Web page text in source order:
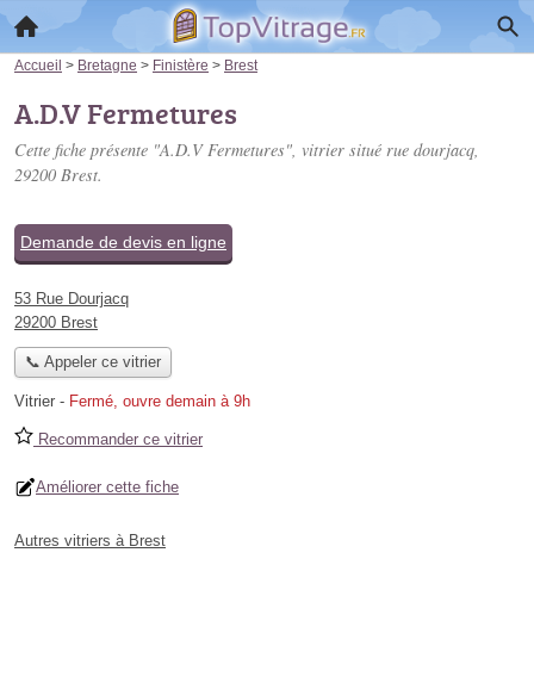
Accueil > Bretagne > Finistère > Brest
A.D.V Fermetures
Cette fiche présente "A.D.V Fermetures", vitrier situé rue dourjacq,
29200 Brest.
Demande de devis en ligne
53 Rue Dourjacq
29200 Brest
📞 Appeler ce vitrier
Vitrier - Fermé, ouvre demain à 9h
Recommander ce vitrier
Améliorer cette fiche
Autres vitriers à Brest